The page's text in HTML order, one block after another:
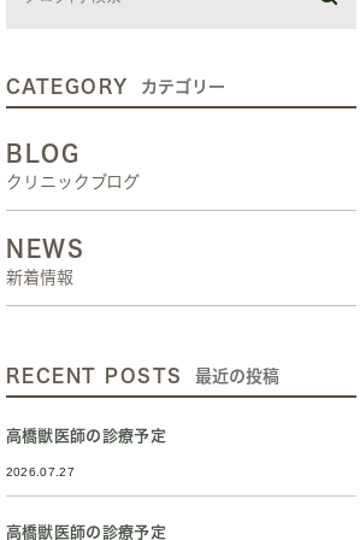
CATEGORY カテゴリー
BLOG
クリニックブログ
NEWS
新着情報
RECENT POSTS 最近の投稿
高橋獣医師の診療予定
2026.07.27
高橋獣医師の診療予定